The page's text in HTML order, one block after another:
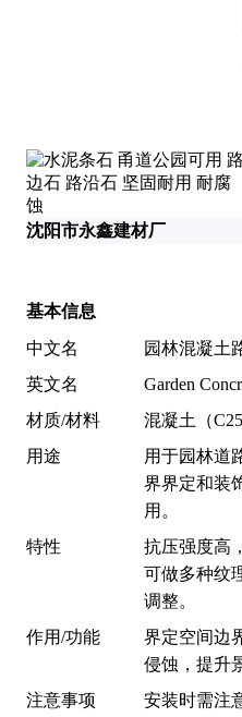
沈阳市永鑫建材厂
基本信息
中文名
园林混凝土
英文名
Garden
材质/材料
混凝土（
用途
用于园林道
界界定和装
用。
特性
抗压强度高
可做多种纹
调整。
作用/功能
界定空间边
侵蚀，提升
注意事项
安装时需注